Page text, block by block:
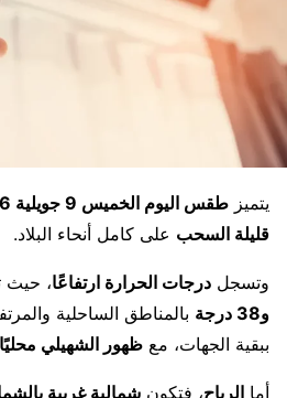
يتميز طقس اليوم الخميس 9 جويلية 2026
قليلة السحب على كامل أنحاء البلاد.
وتسجل درجات الحرارة ارتفاعًا، حيث
و38 درجة
بالمناطق الساحلية
ببقية الجهات، مع ظهور الشهيلي محليًا
أما الرياح، فتكون شمالية غربية